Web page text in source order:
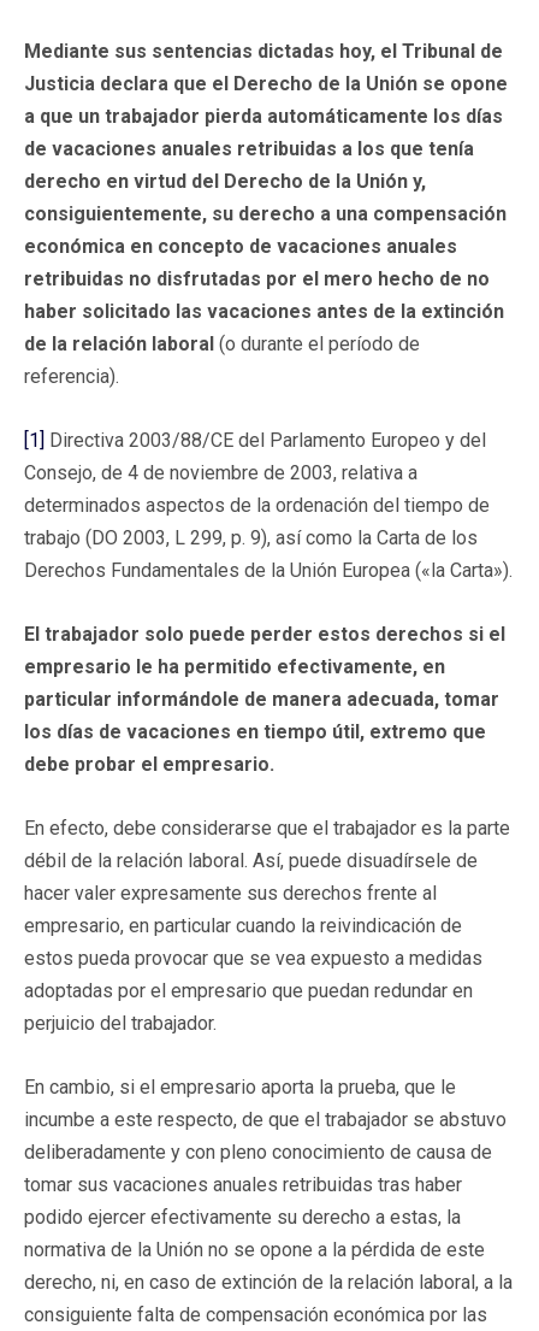
Mediante sus sentencias dictadas hoy, el Tribunal de
Justicia declara que el Derecho de la Unión se opone
a que un trabajador pierda automáticamente los días
de vacaciones anuales retribuidas a los que tenía
derecho en virtud del Derecho de la Unión y,
consiguientemente, su derecho a una compensación
económica en concepto de vacaciones anuales
retribuidas no disfrutadas por el mero hecho de no
haber solicitado las vacaciones antes de la extinción
de la relación laboral (o durante el período de
referencia).
[1] Directiva 2003/88/CE del Parlamento Europeo y del
Consejo, de 4 de noviembre de 2003, relativa a
determinados aspectos de la ordenación del tiempo de
trabajo (DO 2003, L 299, p. 9), así como la Carta de los
Derechos Fundamentales de la Unión Europea («la Carta»).
El trabajador solo puede perder estos derechos si el
empresario le ha permitido efectivamente, en
particular informándole de manera adecuada, tomar
los días de vacaciones en tiempo útil, extremo que
debe probar el empresario.
En efecto, debe considerarse que el trabajador es la parte
débil de la relación laboral. Así, puede disuadírsele de
hacer valer expresamente sus derechos frente al
empresario, en particular cuando la reivindicación de
estos pueda provocar que se vea expuesto a medidas
adoptadas por el empresario que puedan redundar en
perjuicio del trabajador.
En cambio, si el empresario aporta la prueba, que le
incumbe a este respecto, de que el trabajador se abstuvo
deliberadamente y con pleno conocimiento de causa de
tomar sus vacaciones anuales retribuidas tras haber
podido ejercer efectivamente su derecho a estas, la
normativa de la Unión no se opone a la pérdida de este
derecho, ni, en caso de extinción de la relación laboral, a la
consiguiente falta de compensación económica por las